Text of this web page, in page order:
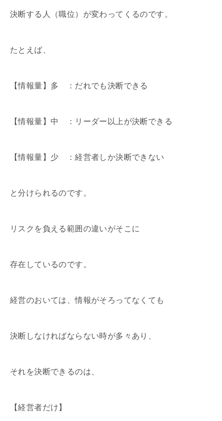
決断する人（職位）が変わってくるのです。
たとえば、
【情報量】多 ：だれでも決断できる
【情報量】中 ：リーダー以上が決断できる
【情報量】少 ：経営者しか決断できない
と分けられるのです。
リスクを負える範囲の違いがそこに
存在しているのです。
経営のおいては、情報がそろってなくても
決断しなければならない時が多々あり、
それを決断できるのは、
【経営者だけ】